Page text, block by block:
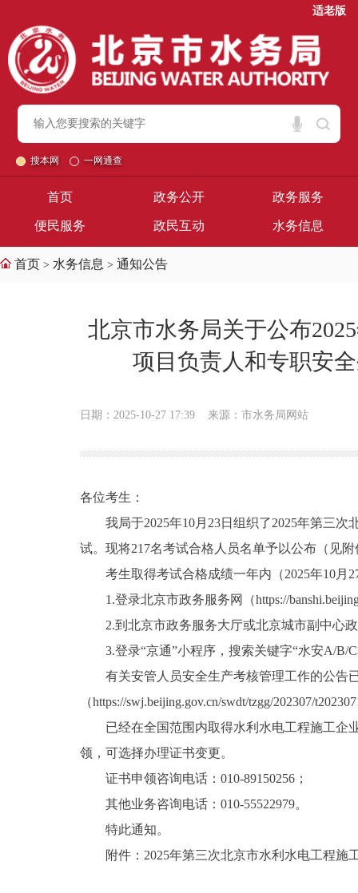
适老版
搜本网 一网通查
首页 政务公开 政务服务
便民服务 政民互动 水务信息
首页 > 水务信息 > 通知公告
北京市水务局关于公布
项目负责人和专职安
日期：2025-10-27 17:39 来源：市水务局网站
各位考生：
我局于2025年10月23日组织了2025年第三次
试。现将217名考试合格人员名单予以公布（见附
考生取得考试合格成绩一年内（2025年10月
1.登录北京市政务服务网（https://
2.到北京市政务服务大厅或北京城市副中心政
3.登录“京通”小程序，搜索关键字“水安A/B/C
有关安管人员安全生产考核管理工作的公告
（https://swj.beijing.gov.cn/swdt/tzgg/202307/
已经在全国范围内取得水利水电工程施工企
领，可选择办理证书变更。
证书申领咨询电话：010-89150256；
其他业务咨询电话：010-55522979。
特此通知。
附件：2025年第三次北京市水利水电工程施